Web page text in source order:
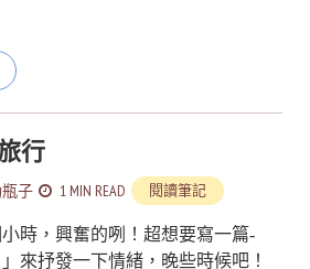
行
子 1 MIN READ 閱讀筆記
時，興奮的咧！超想要寫一篇-
來抒發一下情緒，晚些時候吧！